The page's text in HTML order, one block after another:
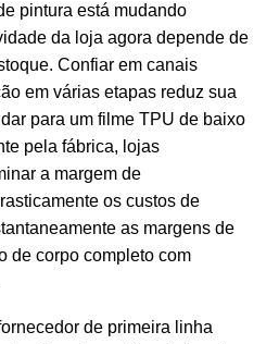
pintura está mudando
da loja agora depende de
Confiar em canais
em várias etapas reduz sua
para um filme TPU de baixo
pela fábrica, lojas
a margem de
os custos de
as margens de
de corpo completo com
de primeira linha